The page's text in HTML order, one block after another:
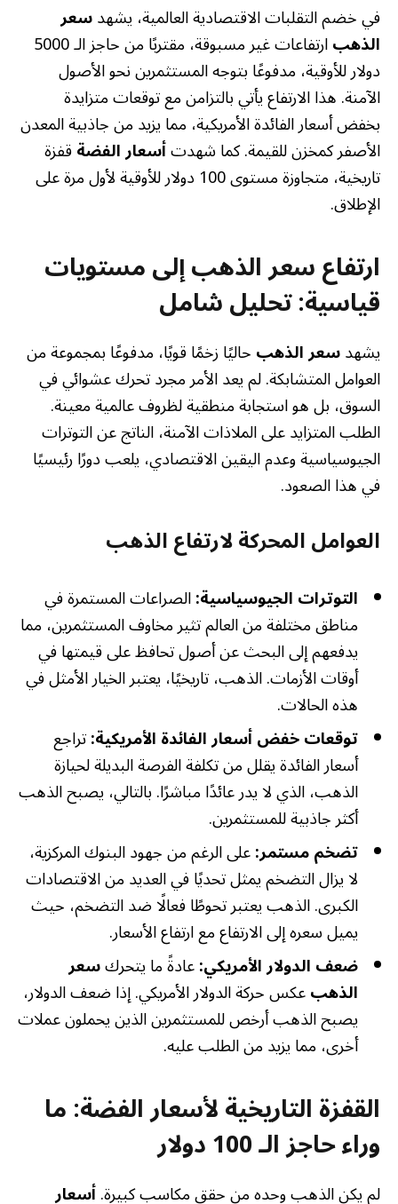
في خضم التقلبات الاقتصادية العالمية، يشهدسعر
الذهب ارتفاعات غير مسبوقة، مقتربًا من حاجز الـ 5000
دولار للأوقية، مدفوعًا بتوجه المستثمرين نحو الأصول
الآمنة. هذا الارتفاع يأتي بالتزامن مع توقعات متزايدة
بخفض أسعار الفائدة الأمريكية، مما يزيد من جاذبية المعدن
الأصفر كمخزن للقيمة. كما شهدتأسعار الفضةقفزة
تاريخية، متجاوزة مستوى 100 دولار للأوقية لأول مرة على
الإطلاق.
ارتفاع سعر الذهب إلى مستويات
قياسية: تحليل شامل
يشهدسعر الذهبحاليًا زخمًا قويًا، مدفوعًا بمجموعة من
العوامل المتشابكة. لم يعد الأمر مجرد تحرك عشوائي في
السوق، بل هو استجابة منطقية لظروف عالمية معينة.
الطلب المتزايد على الملاذات الآمنة، الناتج عن التوترات
الجيوسياسية وعدم اليقين الاقتصادي، يلعب دورًا رئيسيًا
في هذا الصعود.
العوامل المحركة لارتفاع الذهب
التوترات الجيوسياسية:الصراعات المستمرة في
مناطق مختلفة من العالم تثير مخاوف المستثمرين، مما
يدفعهم إلى البحث عن أصول تحافظ على قيمتها في
أوقات الأزمات. الذهب، تاريخيًا، يعتبر الخيار الأمثل في
هذه الحالات.
توقعات خفض أسعار الفائدة الأمريكية:تراجع
أسعار الفائدة يقلل من تكلفة الفرصة البديلة لحيازة
الذهب، الذي لا يدر عائدًا مباشرًا. بالتالي، يصبح الذهب
أكثر جاذبية للمستثمرين.
تضخم مستمر:على الرغم من جهود البنوك المركزية،
لا يزال التضخم يمثل تحديًا في العديد من الاقتصادات
الكبرى. الذهب يعتبر تحوطًا فعالًا ضد التضخم، حيث
يميل سعره إلى الارتفاع مع ارتفاع الأسعار.
ضعف الدولار الأمريكي:عادةً ما يتحركسعر
الذهبعكس حركة الدولار الأمريكي. إذا ضعف الدولار،
يصبح الذهب أرخص للمستثمرين الذين يحملون عملات
أخرى، مما يزيد من الطلب عليه.
القفزة التاريخية لأسعار الفضة: ما
وراء حاجز الـ 100 دولار
لم يكن الذهب وحده من حقق مكاسب كبيرة.أسعار